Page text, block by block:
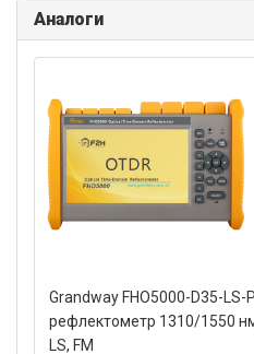
Аналоги
Grandway FHO5000-D35-LS-
рефлектометр 1310/1550
LS, FM